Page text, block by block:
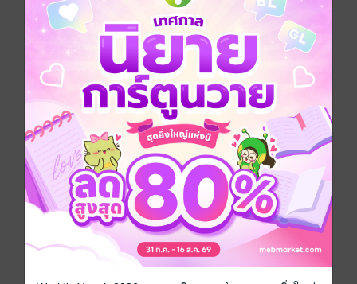
ตัวอย่างข้อสอบเก่า + แนวคำตอบ
เนื่องจากสมองคนเราเข้าใจและจดจำเป็นภาพได้ดีกว่าตัว
อักษร ดังนั้น อ่าน Law Note จะช่วยประมวลผลข้อมูลได้
ง่ายและรวดเร็วมากขึ้น
ช่วยทบทวนความเข้าใจ และสโคปเนื้อหา ให้คุณพร้อม
สอบ
กฎหมาย เตรียมสอบ / ข้อสอบ นิติศาสตร์
ประเภทไฟล์ pdf
วันที่วางขาย 07 กันยายน 2567